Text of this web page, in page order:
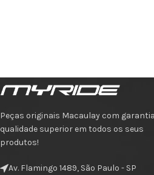
Peças originais Macaulay com
qualidade superior em todos os seus
produtos!
Av. Flamingo 1489, São Paulo - SP